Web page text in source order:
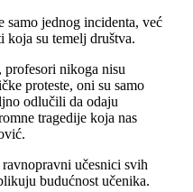
jednog incidenta, već
koja su temelj društva.
profesori nikoga nisu
proteste, oni su samo
odlučili da odaju
tragedije koja nas
učesnici svih
budućnost učenika.